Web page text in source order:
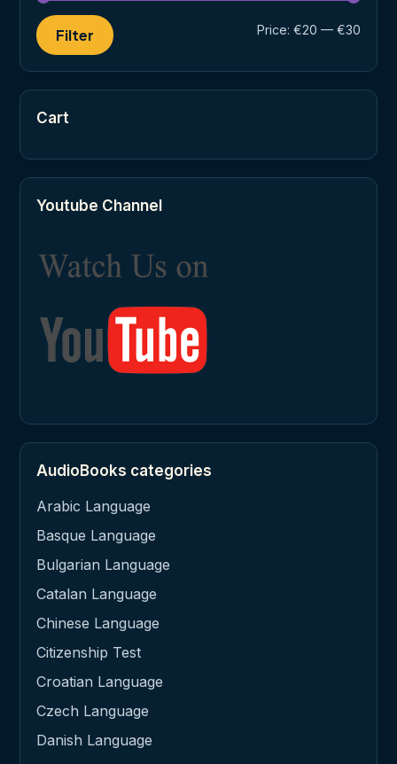
Filter Price: €20 — €30
Cart
Youtube Channel
AudioBooks categories
Arabic Language
Basque Language
Bulgarian Language
Catalan Language
Chinese Language
Citizenship Test
Croatian Language
Czech Language
Danish Language